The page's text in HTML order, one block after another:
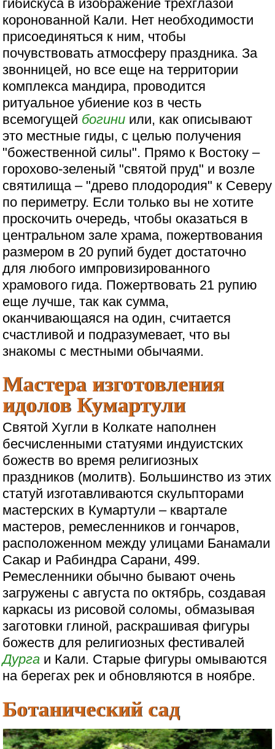
гибискуса в изображение трехглазой
коронованной Кали. Нет необходимости
присоединяться к ним, чтобы
почувствовать атмосферу праздника. За
звонницей, но все еще на территории
комплекса мандира, проводится
ритуальное убиение коз в честь
всемогущей богини или, как описывают
это местные гиды, с целью получения
"божественной силы". Прямо к Востоку –
горохово-зеленый "святой пруд" и возле
святилища – "древо плодородия" к Северу
по периметру. Если только вы не хотите
проскочить очередь, чтобы оказаться в
центральном зале храма, пожертвования
размером в 20 рупий будет достаточно
для любого импровизированного
храмового гида. Пожертвовать 21 рупию
еще лучше, так как сумма,
оканчивающаяся на один, считается
счастливой и подразумевает, что вы
знакомы с местными обычаями.
Мастера изготовления
идолов Кумартули
Святой Хугли в Колкате наполнен
бесчисленными статуями индуистских
божеств во время религиозных
праздников (молитв). Большинство из этих
статуй изготавливаются скульпторами
мастерских в Кумартули – квартале
мастеров, ремесленников и гончаров,
расположенном между улицами Банамали
Сакар и Рабиндра Сарани, 499.
Ремесленники обычно бывают очень
загружены с августа по октябрь, создавая
каркасы из рисовой соломы, обмазывая
заготовки глиной, раскрашивая фигуры
божеств для религиозных фестивалей
Дурга и Кали. Старые фигуры омываются
на берегах рек и обновляются в ноябре.
Ботанический сад